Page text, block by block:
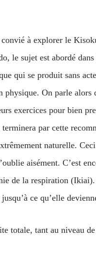
à explorer le
le sujet est abordé
qui se produit sans
physique. On parle
exercices pour bien
par cette
naturelle.
aisément. C’est
de la respiration
ce qu’elle
totale, tant au niveau